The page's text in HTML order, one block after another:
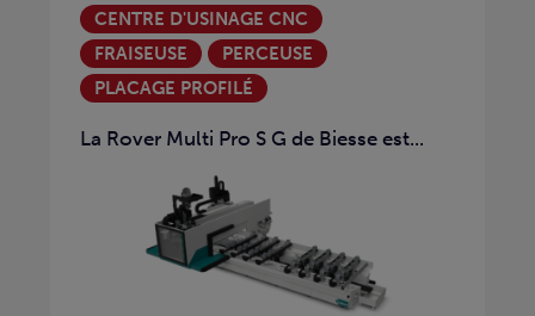
CENTRE D'USINAGE CNC
FRAISEUSE
PERCEUSE
PLACAGE PROFILÉ
La Rover Multi Pro S G de Biesse est...